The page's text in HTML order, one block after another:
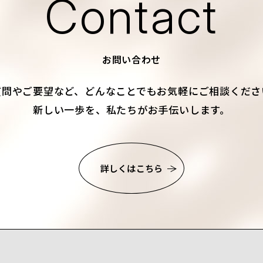
Contact
お問い合わせ
やご要望など、 どんなことでもお気軽にご相談くだ
新しい一歩を、私たちがお手伝いします。
詳しくはこちら